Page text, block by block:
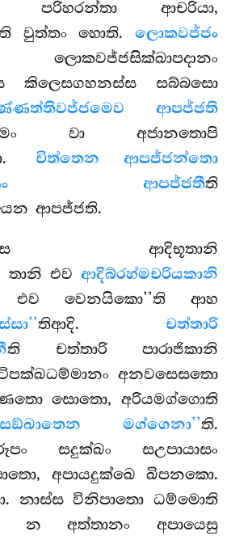
පරිහරන්තා ආචරියා,
වුත්තං හොති. ලොකවජ්ජං
කිලෙසගහනස්ස සබ්බසො
ආපජ්ජති
වා අජානතොපි
චිත්තෙන ආපජ්ජන්තො
ආපජ්ජතීති
ආපජ්ජති.
ආදිභූතානි
තානි එව ආදිබ්රහ්මචරියකානි
එව වෙනයිකො’’ති ආහ
තිආදි. චත්තාරි
ති චත්තාරි පාරාජිකානි
අනවසෙසතො
සොතො, අරියමග්ගොති
මග්ගෙනා’’ති.
සදුක්ඛං සඋපායාසං
අපායදුක්ඛෙ ඛිපනකො.
නාස්ස විනිපාතො ධම්මොති
න අත්තානං අපායෙසු